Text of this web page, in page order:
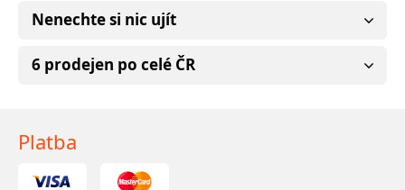
Nenechte si nic ujít
6 prodejen po celé ČR
Platba